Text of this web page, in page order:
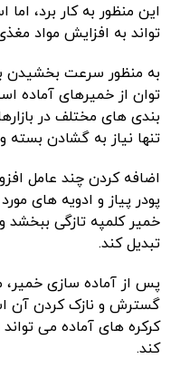
این منظور به کار برد،
تواند به افزایش مواد
به منظور سرعت بخشیدن
توان از خمیرهای آماده
بندی های مختلف در
تنها نیاز به گشادن بسته
اضافه کردن چند عامل
پودر پیاز و ادویه های
خمیر کلمپه تازگی ببخشد
تبدیل کند.
پس از آماده سازی خمیر،
گسترش و نازک کردن آن
کرکره های آماده می
کند.